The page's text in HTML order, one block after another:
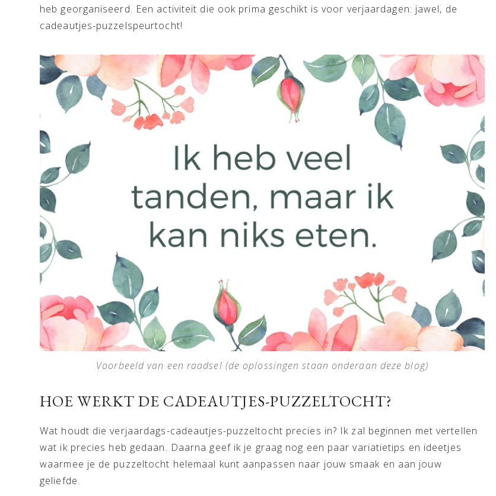
heb georganiseerd. Een activiteit die ook prima geschikt is voor verjaardagen: jawel, de
cadeautjes-puzzelspeurtocht!
Voorbeeld van een raadsel (de oplossingen staan onderaan deze blog)
HOE WERKT DE CADEAUTJES-PUZZELTOCHT?
Wat houdt die verjaardags-cadeautjes-puzzeltocht precies in? Ik zal beginnen met vertellen
wat ik precies heb gedaan. Daarna geef ik je graag nog een paar variatietips en ideetjes
waarmee je de puzzeltocht helemaal kunt aanpassen naar jouw smaak en aan jouw
geliefde.